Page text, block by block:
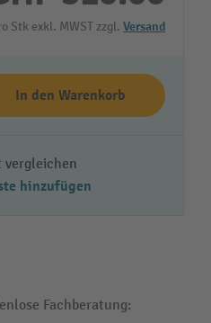
Stk exkl. MWST zzgl. Versand
In den Warenkorb
vergleichen
hinzufügen
Fachberatung: